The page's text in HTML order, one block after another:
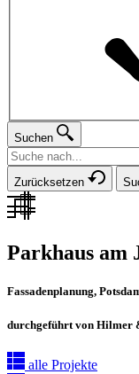
Suchen
Zurücksetzen
Parkhaus am
Fassadenplanung,
durchgeführt von Hilmer
alle Projekte